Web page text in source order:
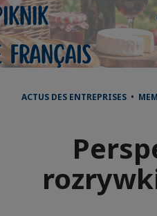
ACTUS DES ENTREPRISES •